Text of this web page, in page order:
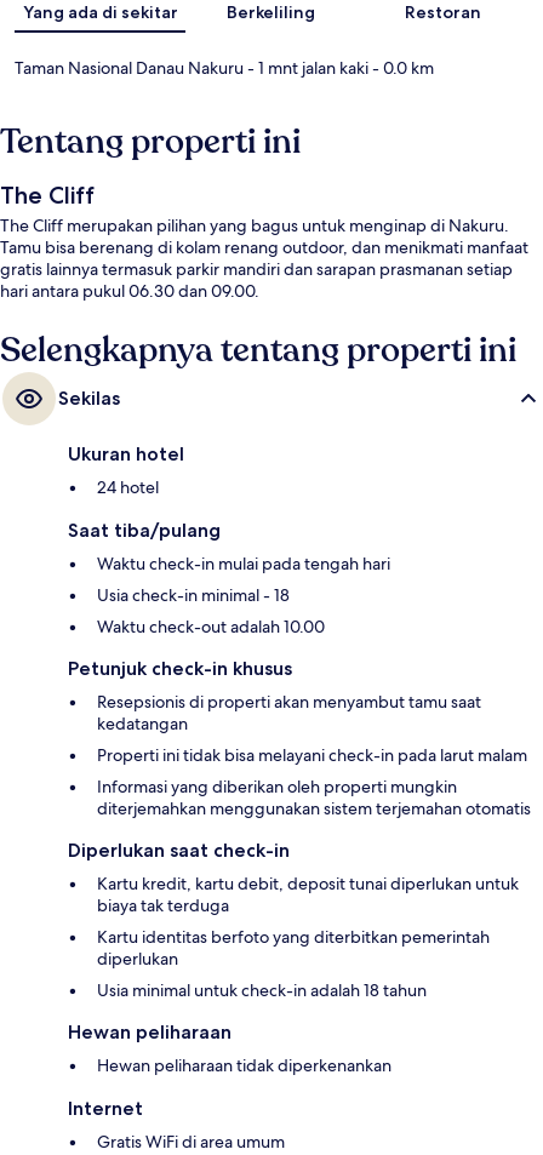
Yang ada di sekitar Berkeliling Restoran
Taman Nasional Danau Nakuru- 1 mnt jalan kaki- 0.0 km
Tentang properti ini
The Cliff
The Cliff merupakan pilihan yang bagus untuk menginap di Nakuru.
Tamu bisa berenang di kolam renang outdoor, dan menikmati manfaat
gratis lainnya termasuk parkir mandiri dan sarapan prasmanan setiap
hari antara pukul 06.30 dan 09.00.
Selengkapnya tentang properti ini
Sekilas
Ukuran hotel
24 hotel
Saat tiba/pulang
Waktu check-in mulai pada tengah hari
Usia check-in minimal - 18
Waktu check-out adalah 10.00
Petunjuk check-in khusus
Resepsionis di properti akan menyambut tamu saat
kedatangan
Properti ini tidak bisa melayani check-in pada larut malam
Informasi yang diberikan oleh properti mungkin
diterjemahkan menggunakan sistem terjemahan otomatis
Diperlukan saat check-in
Kartu kredit, kartu debit, deposit tunai diperlukan untuk
biaya tak terduga
Kartu identitas berfoto yang diterbitkan pemerintah
diperlukan
Usia minimal untuk check-in adalah 18 tahun
Hewan peliharaan
Hewan peliharaan tidak diperkenankan
Internet
Gratis WiFi di area umum